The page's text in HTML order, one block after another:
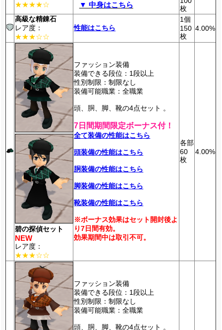
★★★★☆
▼ 中身はこちら
枚
高級な精錬石
レア度：
★★★☆☆
性能はこちら
1個
150
枚
4.00%
碧の探偵セット
NEW
レア度：
★★★☆☆
ファッション装備
装備できる段位：1段以上
性別制限：制限なし
装備可能職業：全職業
頭、胴、脚、靴の4点セット 。
7日間期間限定ボーナス付！
全て装備の性能はこちら
頭装備の性能はこちら
胴装備の性能はこちら
脚装備の性能はこちら
靴装備の性能はこちら
※ボーナス効果はセット開封後よ
り7日間有効。
効果期間中は取引不可。
各部
60
枚
4.00%
ファッション装備
装備できる段位：1段以上
性別制限：制限なし
装備可能職業：全職業
頭、胴、脚、靴の4点セット 。